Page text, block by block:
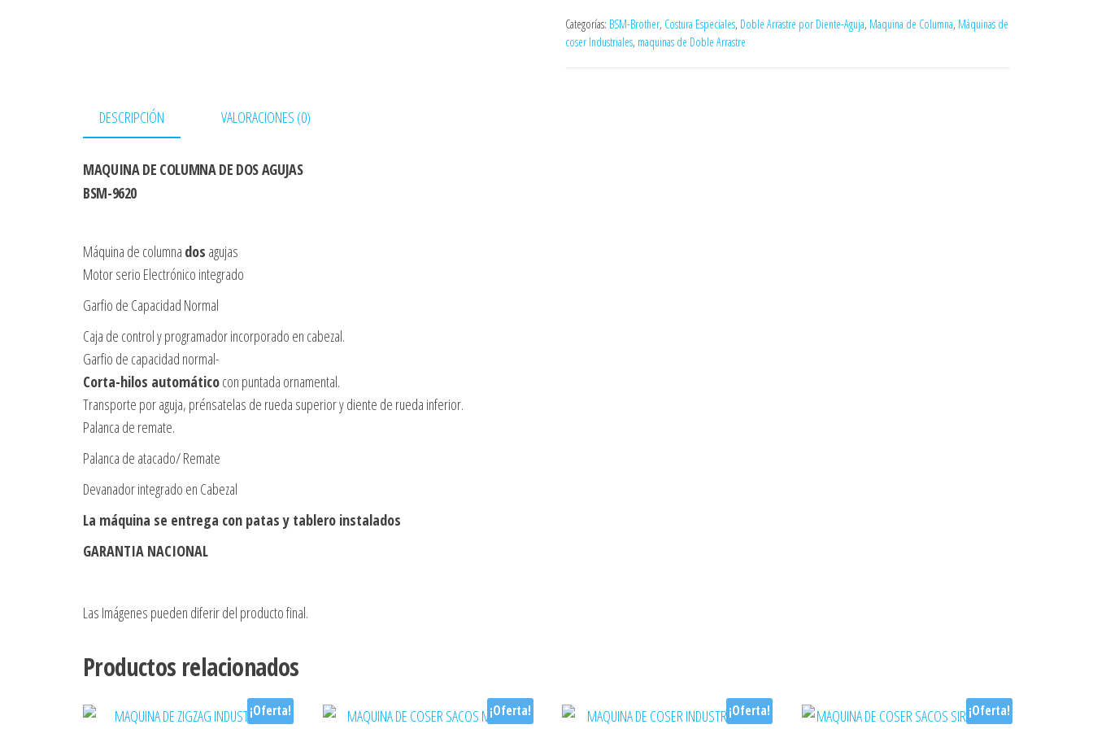
Categorías: BSM-Brother, Costura Especiales, Doble Arrastre por Diente-Aguja, Maquina de Columna, Máquinas de
coser Industriales, maquinas de Doble Arrastre
DESCRIPCIÓN VALORACIONES (0)
MAQUINA DE COLUMNA DE DOS AGUJAS
BSM-9620
Máquina de columna dos agujas
Motor serio Electrónico integrado
Garfio de Capacidad Normal
Caja de control y programador incorporado en cabezal.
Garfio de capacidad normal-
Corta-hilos automáticocon puntada ornamental.
Transporte por aguja, prénsatelas de rueda superior y diente de rueda inferior.
Palanca de remate.
Palanca de atacado/ Remate
Devanador integrado en Cabezal
La máquina se entrega con patas y tablero instalados
GARANTIA NACIONAL
Las Imágenes pueden diferir del producto final.
Productos relacionados
¡Oferta! ¡Oferta! ¡Oferta! ¡Oferta!